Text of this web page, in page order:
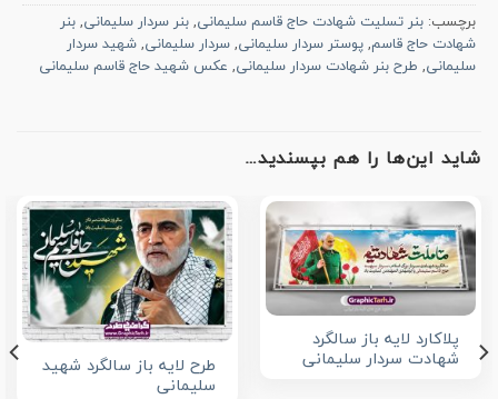
برچسب: بنر تسلیت شهادت حاج قاسم سلیمانی, بنر سردار سلیمانی, بنر
شهادت حاج قاسم, پوستر سردار سلیمانی, سردار سلیمانی, شهید سردار
سلیمانی, طرح بنر شهادت سردار سلیمانی, عکس شهید حاج قاسم سلیمانی
شاید این‌ها را هم بپسندید…
پلاکارد لایه باز سالگرد
شهادت سردار سلیمانی
طرح لایه باز سالگرد شهید
سلیمانی